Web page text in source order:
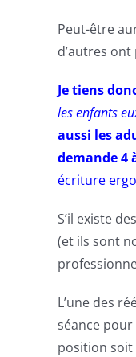
Peut-être
d’autres
Je tiens
les enfants
aussi les
demande 4
écriture
S’il existe des
(et ils sont
L’une des
séance
position soit